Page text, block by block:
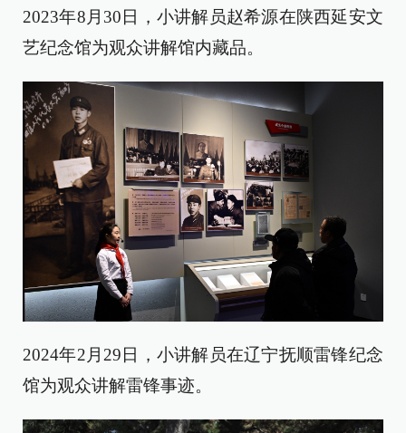
2023年8月30日，小讲解员赵希源在陕西延安文
艺纪念馆为观众讲解馆内藏品。
2024年2月29日，小讲解员在辽宁抚顺雷锋纪念
馆为观众讲解雷锋事迹。